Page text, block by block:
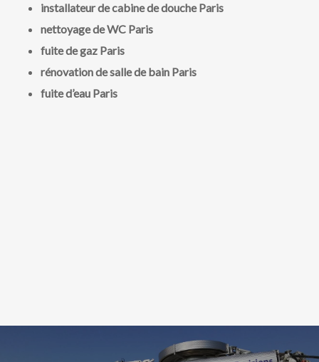
installateur de cabine de douche Paris
nettoyage de WC Paris
fuite de gaz Paris
rénovation de salle de bain Paris
fuite d’eau Paris